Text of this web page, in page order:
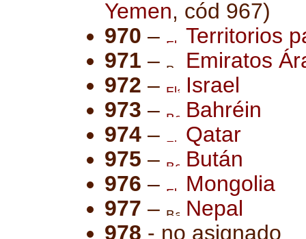
Yemen, cód 967)
970 –
Territorios
971 –
Emiratos
972 –
Israel
973 –
Bahréin
974 –
Qatar
975 –
Bután
976 –
Mongolia
977 –
Nepal
978 - no asignado